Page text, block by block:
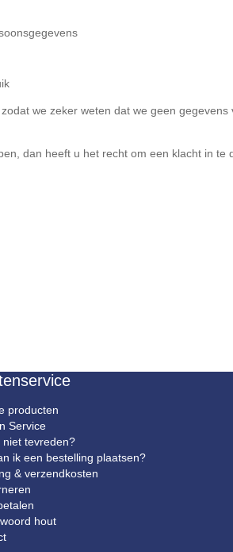
we zeker weten dat we geen
dan heeft u het recht om een klacht in
producten
Service
niet tevreden?
ik een bestelling plaatsen?
& verzendkosten
hout